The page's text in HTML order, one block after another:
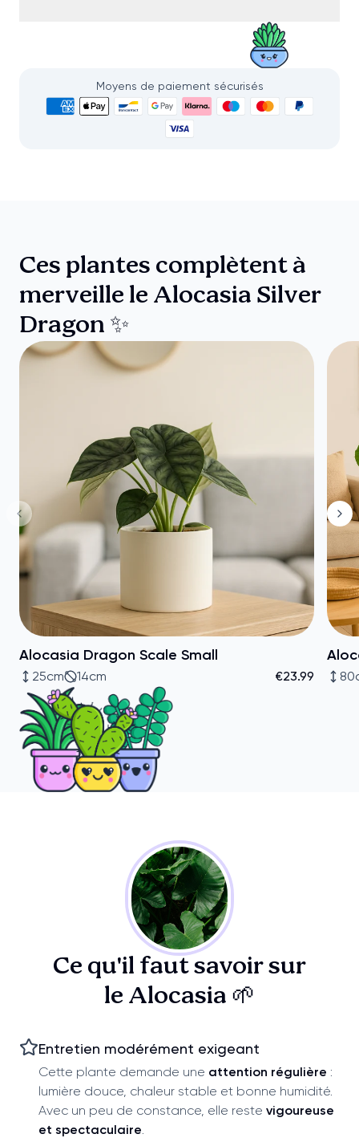
Moyens de paiement sécurisés
Ces plantes complètent à
merveille le Alocasia Silver
Dragon ✨
Alocasia Dragon Scale Small
25cm 14cm €23.99
Ce qu'il faut savoir sur
le Alocasia 🌱
Entretien modérément exigeant
Cette plante demande une attention régulière :
lumière douce, chaleur stable et bonne humidité.
Avec un peu de constance, elle reste vigoureuse
et spectaculaire